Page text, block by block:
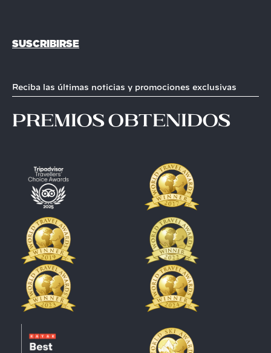
SUSCRIBIRSE
Reciba las últimas noticias y promociones exclusivas
premios obtenidos